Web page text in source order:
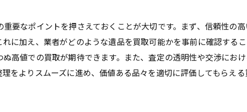
遺品整理でも安心な業者選び
のサポート体制をチェックする方法
おすすめ業者リスト
をサポートする専門業者の特徴
要なポイントを押さえておくことが大切です。まず、信頼性の
に加え、業者がどのような遺品を買取可能かを事前に確認する
高値での買取が期待できます。また、査定の透明性や交渉にお
をよりスムーズに進め、価値ある品々を適切に評価してもらえ